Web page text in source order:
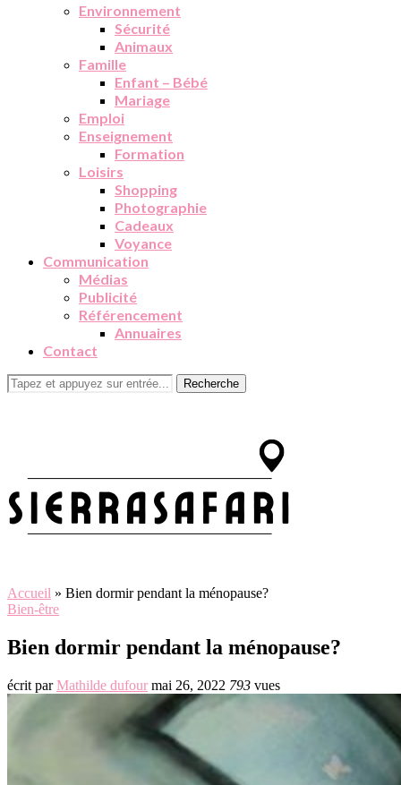
Environnement
Sécurité
Animaux
Famille
Enfant – Bébé
Mariage
Emploi
Enseignement
Formation
Loisirs
Shopping
Photographie
Cadeaux
Voyance
Communication
Médias
Publicité
Référencement
Annuaires
Contact
Recherche
Accueil » Bien dormir pendant la ménopause?
Bien-être
Bien dormir pendant la ménopause?
écrit parMathilde dufour mai 26, 2022 793 vues